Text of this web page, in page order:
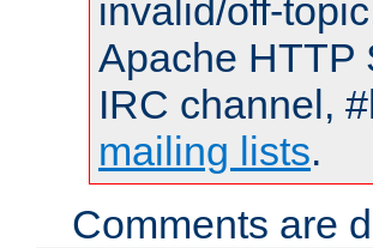
invalid/off-
Apache HTTP
IRC channel,
mailing lists.
Comments are